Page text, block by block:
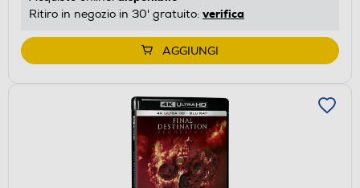
Ritiro in negozio in 30' gratuito: verifica
AGGIUNGI